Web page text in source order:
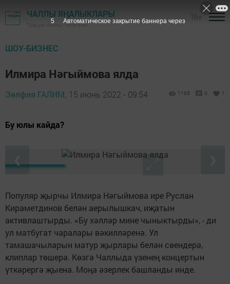
ЧАЛЛЫ ЯҢАЛЫКЛАРЫ
"Шәһри Чаллы" газетасы
ШОУ-БИЗНЕС
Илмира Нәгыймова ялда
Зөлфия ГАЛИМ, 15 июнь 2022 - 09:54 1195 0 1
Бу юлы кайда?
Популяр җырчы Илмира Нәгыймова ире Руслан
Кираметдинов белән аерылышкач, иҗатын
активлаштырды. «Бу хәлләр мине чыныктырды», - ди
ул матбугат чаралары вәкилләренә. Ул
тамашачыларын матур җырлары белән сөендерә,
клиплар төшерә. Көзгә Чаллыда үзенең концертын
үткәрергә җыена. Моңа әзерлек башланды инде.
4 Автоматическое закрытие баннера через